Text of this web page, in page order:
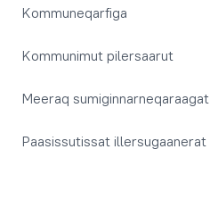
Kommuneqarfiga
Kommunimut pilersaarut
Meeraq sumiginnarneqaraagat
Paasissutissat illersugaanerat